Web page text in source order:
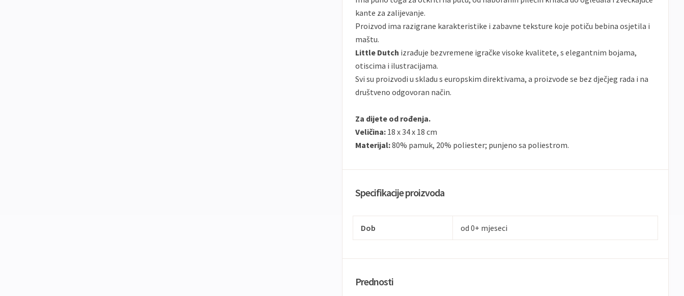
kante za zalijevanje.
Proizvod ima razigrane karakteristike i zabavne teksture koje potiču bebina osjetila i
maštu.
Little Dutch izrađuje bezvremene igračke visoke kvalitete, s elegantnim bojama,
otiscima i ilustracijama.
Svi su proizvodi u skladu s europskim direktivama, a proizvode se bez dječjeg rada i na
društveno odgovoran način.
Za dijete od rođenja.
Veličina: 18 x 34 x 18 cm
Materijal:80% pamuk, 20% poliester; punjeno sa poliestrom.
Specifikacije proizvoda
Dob od 0+ mjeseci
Prednosti